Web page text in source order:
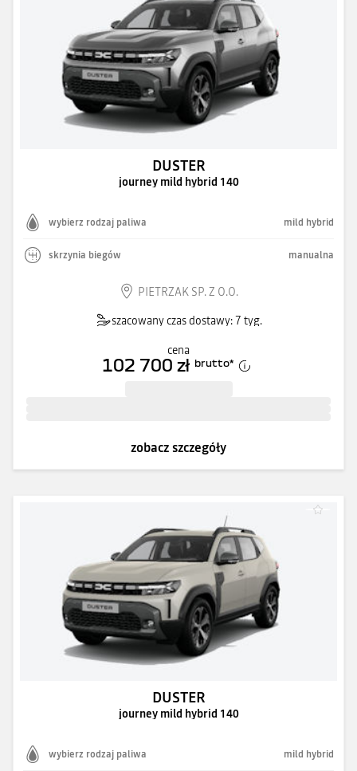
DUSTER
journey mild hybrid 140
wybierz rodzaj paliwa mild hybrid
skrzynia biegów manualna
PIETRZAK SP. Z O.O.
szacowany czas dostawy: 7 tyg.
cena
102 700 zł brutto*
zobacz szczegóły
DUSTER
journey mild hybrid 140
wybierz rodzaj paliwa mild hybrid